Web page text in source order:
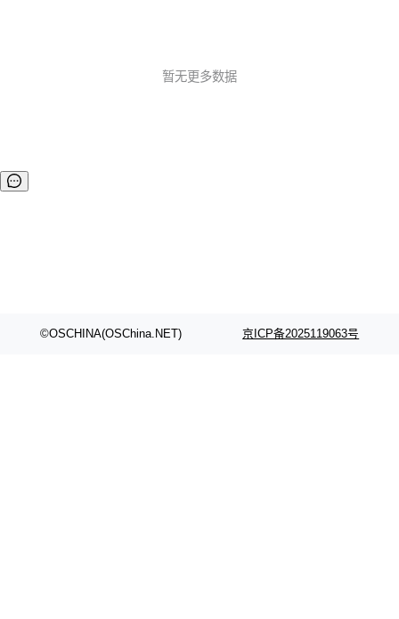
暂无更多数据
©OSCHINA(OSChina.NET) 京ICP备2025119063号